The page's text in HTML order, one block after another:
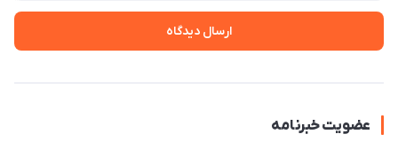
ارسال دیدگاه
عضویت خبرنامه